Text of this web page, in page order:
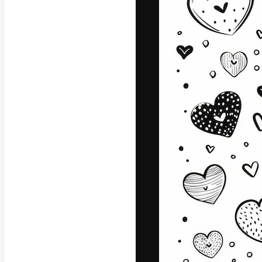
La piattaforma
migliori lavori.
creativi,
Italiano
Copyright © 2010-